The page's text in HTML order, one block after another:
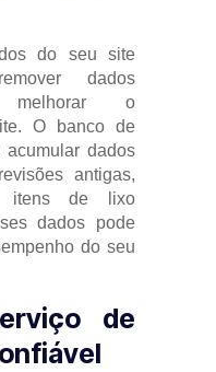
do seu site
dados
melhorar o
O banco de
dados
antigas,
itens de lixo
dados pode
do seu
de